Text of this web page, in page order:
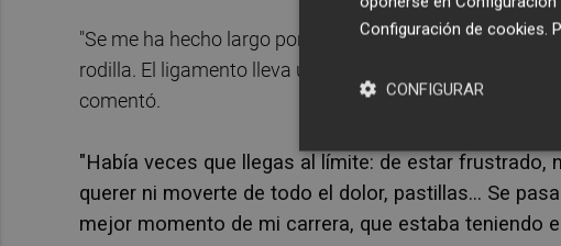
"Se me ha hecho largo porque ves que entrenando
rodilla. El ligamento lleva un proceso y si no está
comentó.
"Había veces que llegas al límite: de estar frustrado,
querer ni moverte de todo el dolor, pastillas... Se
mejor momento de mi carrera, que estaba teniendo
Configuración de cookies.
CONFIGURAR